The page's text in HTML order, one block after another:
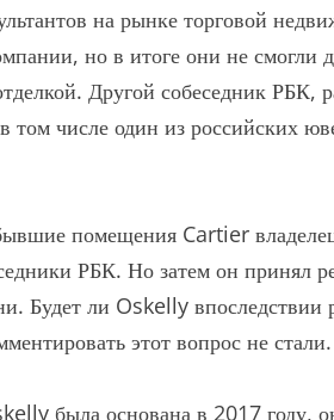
на рынке торговой
но в итоге они не смогли
Другой собеседник РБК,
том числе один из российских
помещения Cartier
РБК. Но затем он принял
Будет ли Oskelly
этот вопрос не стали.
была основана в 2017 году,